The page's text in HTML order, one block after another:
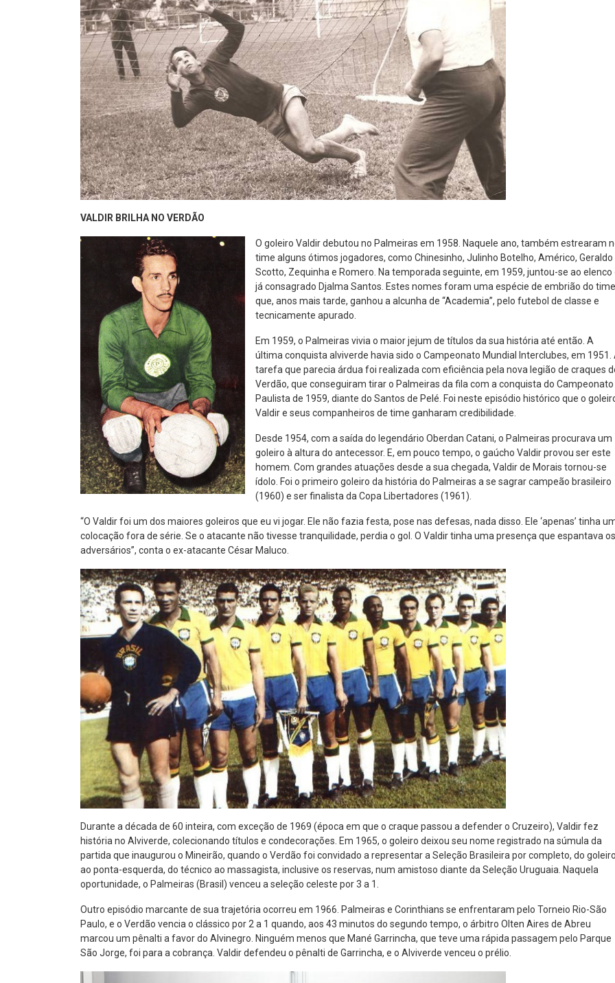
VALDIR BRILHA NO VERDÃO
O goleiro Valdir debutou no Palmeiras em 1958. Naquele ano, também estrearam
time alguns ótimos jogadores, como Chinesinho, Julinho Botelho, Américo, Geraldo
Scotto, Zequinha e Romero. Na temporada seguinte, em 1959, juntou-se ao elenco
já consagrado Djalma Santos. Estes nomes foram uma espécie de embrião do time
que, anos mais tarde, ganhou a alcunha de “Academia”, pelo futebol de classe e
tecnicamente apurado.
Em 1959, o Palmeiras vivia o maior jejum de títulos da sua história até então. A
última conquista alviverde havia sido o Campeonato Mundial Interclubes, em 1951.
tarefa que parecia árdua foi realizada com eficiência pela nova legião de craques
Verdão, que conseguiram tirar o Palmeiras da fila com a conquista do Campeonato
Paulista de 1959, diante do Santos de Pelé. Foi neste episódio histórico que o
Valdir e seus companheiros de time ganharam credibilidade.
Desde 1954, com a saída do legendário Oberdan Catani, o Palmeiras procurava um
goleiro à altura do antecessor. E, em pouco tempo, o gaúcho Valdir provou ser este
homem. Com grandes atuações desde a sua chegada, Valdir de Morais tornou-se
ídolo. Foi o primeiro goleiro da história do Palmeiras a se sagrar campeão brasileiro
(1960) e ser finalista da Copa Libertadores (1961).
“O Valdir foi um dos maiores goleiros que eu vi jogar. Ele não fazia festa, pose nas defesas, nada disso. Ele ‘apenas’ tinha
colocação fora de série. Se o atacante não tivesse tranquilidade, perdia o gol. O Valdir tinha uma presença que espantava os
adversários”, conta o ex-atacante César Maluco.
Durante a década de 60 inteira, com exceção de 1969 (época em que o craque passou a defender o Cruzeiro), Valdir fez
história no Alviverde, colecionando títulos e condecorações. Em 1965, o goleiro deixou seu nome registrado na súmula da
partida que inaugurou o Mineirão, quando o Verdão foi convidado a representar a Seleção Brasileira por completo, do
ao ponta-esquerda, do técnico ao massagista, inclusive os reservas, num amistoso diante da Seleção Uruguaia. Naquela
oportunidade, o Palmeiras (Brasil) venceu a seleção celeste por 3 a 1.
Outro episódio marcante de sua trajetória ocorreu em 1966. Palmeiras e Corinthians se enfrentaram pelo Torneio Rio-São
Paulo, e o Verdão vencia o clássico por 2 a 1 quando, aos 43 minutos do segundo tempo, o árbitro Olten Aires de Abreu
marcou um pênalti a favor do Alvinegro. Ninguém menos que Mané Garrincha, que teve uma rápida passagem pelo Parque
São Jorge, foi para a cobrança. Valdir defendeu o pênalti de Garrincha, e o Alviverde venceu o prélio.